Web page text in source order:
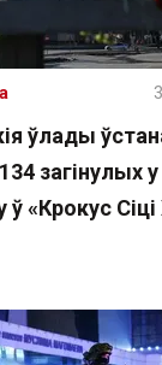
ўлады
загінулых
ў «Крокус